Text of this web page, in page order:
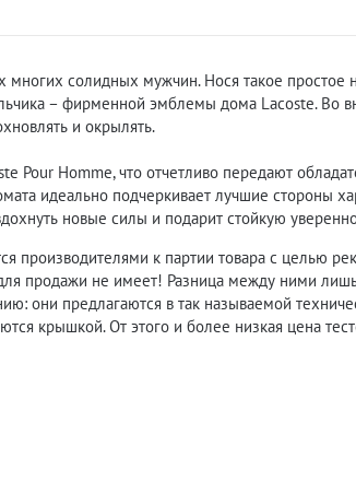
многих солидных мужчин. Нося такое
– фирменной эмблемы дома Lacoste.
и окрылять.
Homme, что отчетливо передают
идеально подчеркивает лучшие стороны
новые силы и подарит стойкую
производителями к партии товара с
для продажи не имеет! Разница между ними
они предлагаются в так называемой
крышкой. От этого и более низкая цена